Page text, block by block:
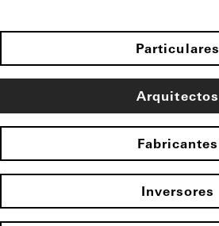
Particulares
Arquitectos
Fabricantes
Inversores